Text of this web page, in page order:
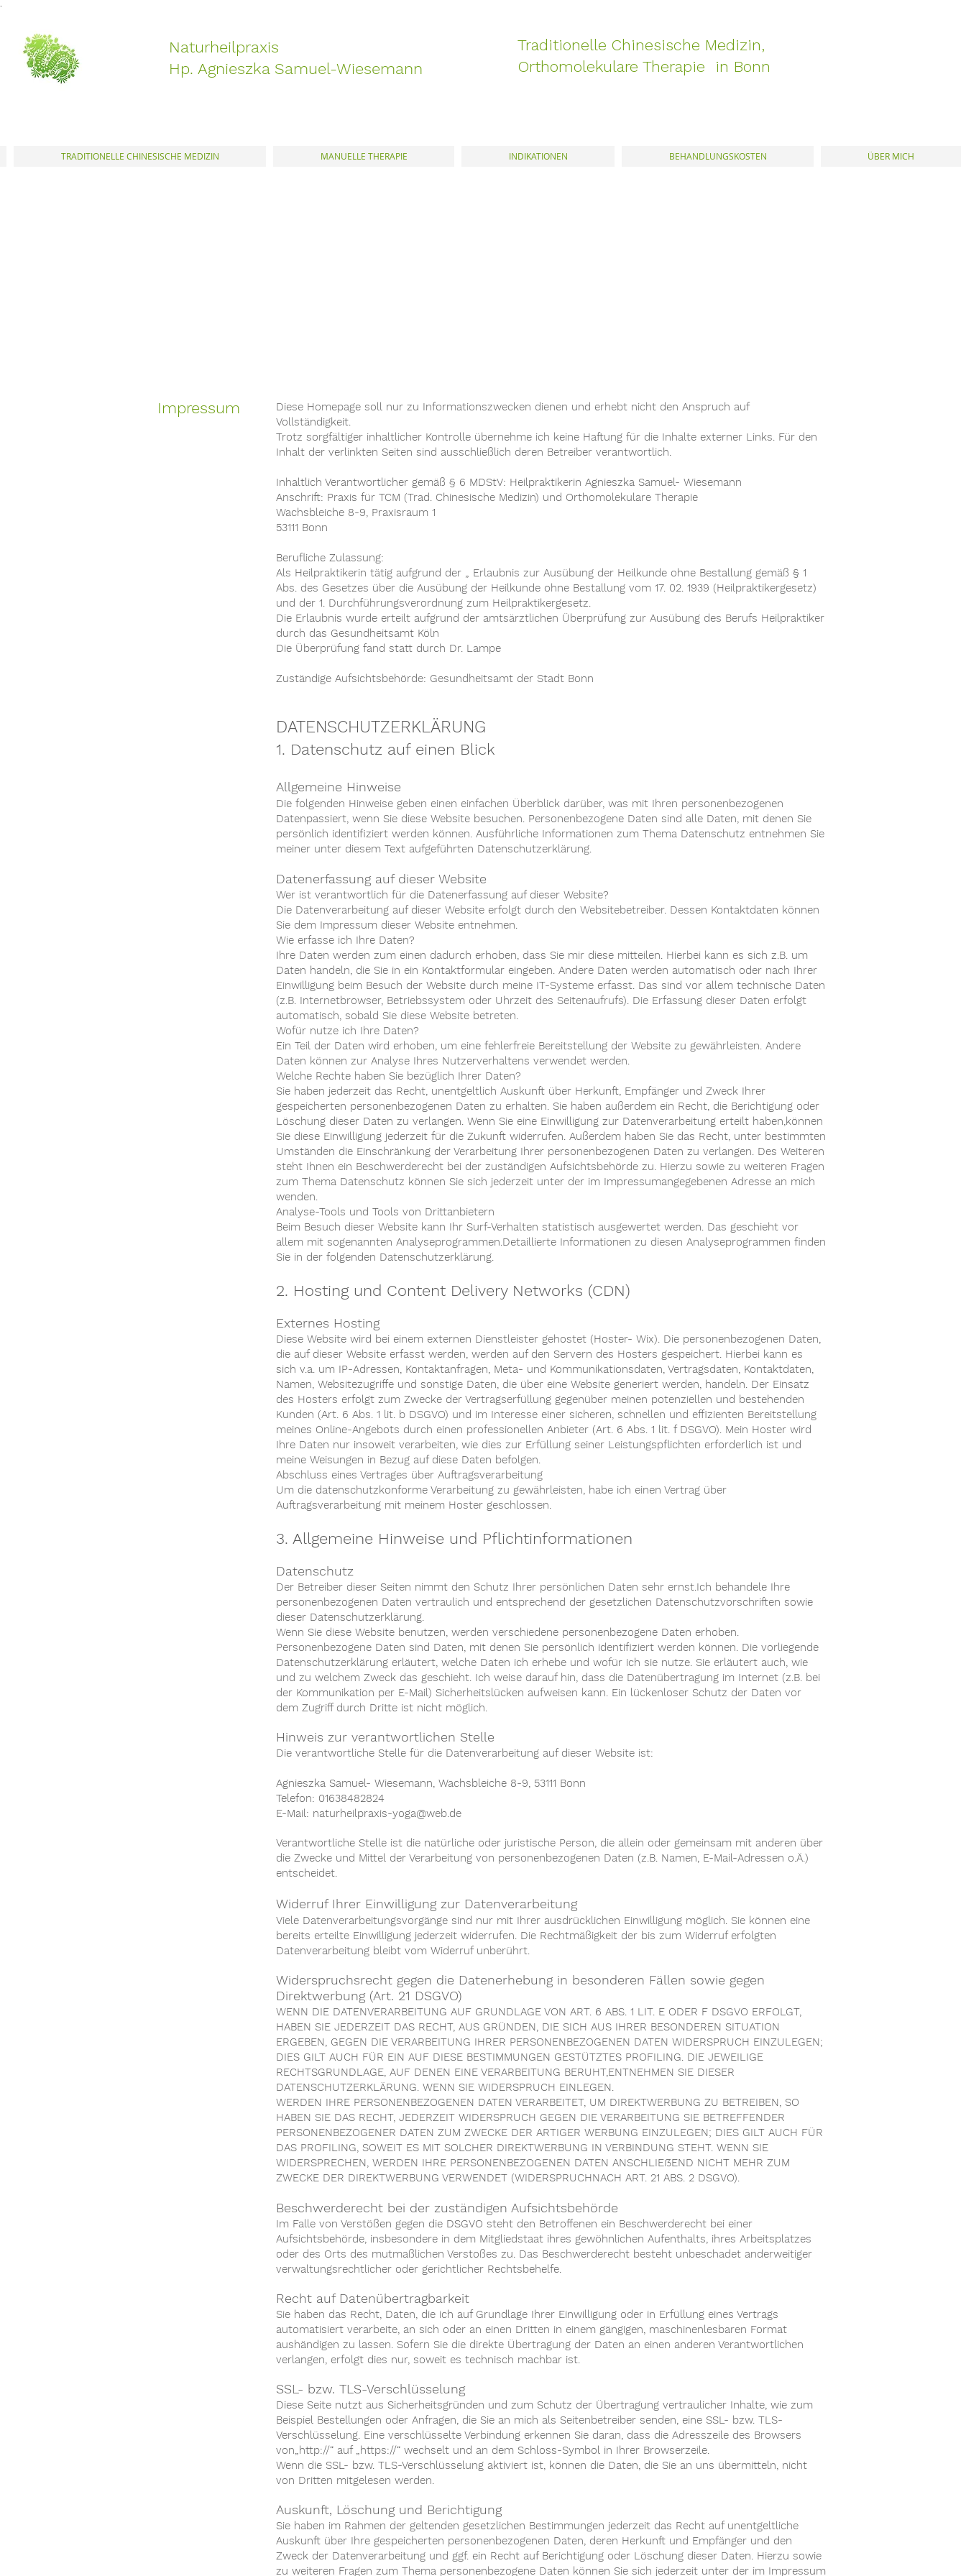
Naturheilpraxis
Hp. Agnieszka Samuel-Wiesemann
Traditionelle Chinesische Medizin,
Orthomolekulare Therapie in Bonn
TRADITIONELLE CHINESISCHE MEDIZIN MANUELLE THERAPIE INDIKATIONEN BEHANDLUNGSKOSTEN ÜBER MICH
Impressum
Diese Homepage soll nur zu Informationszwecken dienen und erhebt nicht den Anspruch auf
Vollständigkeit.
Trotz sorgfältiger inhaltlicher Kontrolle übernehme ich keine Haftung für die Inhalte externer Links. Für den
Inhalt der verlinkten Seiten sind ausschließlich deren Betreiber verantwortlich.
Inhaltlich Verantwortlicher gemäß § 6 MDStV: Heilpraktikerin Agnieszka Samuel- Wiesemann
Anschrift: Praxis für TCM (Trad. Chinesische Medizin) und Orthomolekulare Therapie
Wachsbleiche 8-9, Praxisraum 1
53111 Bonn
Berufliche Zulassung:
Als Heilpraktikerin tätig aufgrund der „ Erlaubnis zur Ausübung der Heilkunde ohne Bestallung gemäß § 1
Abs. des Gesetzes über die Ausübung der Heilkunde ohne Bestallung vom 17. 02. 1939 (Heilpraktikergesetz)
und der 1. Durchführungsverordnung zum Heilpraktikergesetz.
Die Erlaubnis wurde erteilt aufgrund der amtsärztlichen Überprüfung zur Ausübung des Berufs Heilpraktiker
durch das Gesundheitsamt Köln
Die Überprüfung fand statt durch Dr. Lampe
Zuständige Aufsichtsbehörde: Gesundheitsamt der Stadt Bonn
DATENSCHUTZERKLÄRUNG
1. Datenschutz auf einen Blick
Allgemeine Hinweise
Die folgenden Hinweise geben einen einfachen Überblick darüber, was mit Ihren personenbezogenen
Datenpassiert, wenn Sie diese Website besuchen. Personenbezogene Daten sind alle Daten, mit denen Sie
persönlich identifiziert werden können. Ausführliche Informationen zum Thema Datenschutz entnehmen Sie
meiner unter diesem Text aufgeführten Datenschutzerklärung.
Datenerfassung auf dieser Website
Wer ist verantwortlich für die Datenerfassung auf dieser Website?
Die Datenverarbeitung auf dieser Website erfolgt durch den Websitebetreiber. Dessen Kontaktdaten können
Sie dem Impressum dieser Website entnehmen.
Wie erfasse ich Ihre Daten?
Ihre Daten werden zum einen dadurch erhoben, dass Sie mir diese mitteilen. Hierbei kann es sich z.B. um
Daten handeln, die Sie in ein Kontaktformular eingeben. Andere Daten werden automatisch oder nach Ihrer
Einwilligung beim Besuch der Website durch meine IT-Systeme erfasst. Das sind vor allem technische Daten
(z.B. Internetbrowser, Betriebssystem oder Uhrzeit des Seitenaufrufs). Die Erfassung dieser Daten erfolgt
automatisch, sobald Sie diese Website betreten.
Wofür nutze ich Ihre Daten?
Ein Teil der Daten wird erhoben, um eine fehlerfreie Bereitstellung der Website zu gewährleisten. Andere
Daten können zur Analyse Ihres Nutzerverhaltens verwendet werden.
Welche Rechte haben Sie bezüglich Ihrer Daten?
Sie haben jederzeit das Recht, unentgeltlich Auskunft über Herkunft, Empfänger und Zweck Ihrer
gespeicherten personenbezogenen Daten zu erhalten. Sie haben außerdem ein Recht, die Berichtigung oder
Löschung dieser Daten zu verlangen. Wenn Sie eine Einwilligung zur Datenverarbeitung erteilt haben,können
Sie diese Einwilligung jederzeit für die Zukunft widerrufen. Außerdem haben Sie das Recht, unter bestimmten
Umständen die Einschränkung der Verarbeitung Ihrer personenbezogenen Daten zu verlangen. Des Weiteren
steht Ihnen ein Beschwerderecht bei der zuständigen Aufsichtsbehörde zu. Hierzu sowie zu weiteren Fragen
zum Thema Datenschutz können Sie sich jederzeit unter der im Impressumangegebenen Adresse an mich
wenden.
Analyse-Tools und Tools von Drittanbietern
Beim Besuch dieser Website kann Ihr Surf-Verhalten statistisch ausgewertet werden. Das geschieht vor
allem mit sogenannten Analyseprogrammen.Detaillierte Informationen zu diesen Analyseprogrammen finden
Sie in der folgenden Datenschutzerklärung.
2. Hosting und Content Delivery Networks (CDN)
Externes Hosting
Diese Website wird bei einem externen Dienstleister gehostet (Hoster- Wix). Die personenbezogenen Daten,
die auf dieser Website erfasst werden, werden auf den Servern des Hosters gespeichert. Hierbei kann es
sich v.a. um IP-Adressen, Kontaktanfragen, Meta- und Kommunikationsdaten, Vertragsdaten, Kontaktdaten,
Namen, Websitezugriffe und sonstige Daten, die über eine Website generiert werden, handeln. Der Einsatz
des Hosters erfolgt zum Zwecke der Vertragserfüllung gegenüber meinen potenziellen und bestehenden
Kunden (Art. 6 Abs. 1 lit. b DSGVO) und im Interesse einer sicheren, schnellen und effizienten Bereitstellung
meines Online-Angebots durch einen professionellen Anbieter (Art. 6 Abs. 1 lit. f DSGVO). Mein Hoster wird
Ihre Daten nur insoweit verarbeiten, wie dies zur Erfüllung seiner Leistungspflichten erforderlich ist und
meine Weisungen in Bezug auf diese Daten befolgen.
Abschluss eines Vertrages über Auftragsverarbeitung
Um die datenschutzkonforme Verarbeitung zu gewährleisten, habe ich einen Vertrag über
Auftragsverarbeitung mit meinem Hoster geschlossen.
3. Allgemeine Hinweise und Pflichtinformationen
Datenschutz
Der Betreiber dieser Seiten nimmt den Schutz Ihrer persönlichen Daten sehr ernst.Ich behandele Ihre
personenbezogenen Daten vertraulich und entsprechend der gesetzlichen Datenschutzvorschriften sowie
dieser Datenschutzerklärung.
Wenn Sie diese Website benutzen, werden verschiedene personenbezogene Daten erhoben.
Personenbezogene Daten sind Daten, mit denen Sie persönlich identifiziert werden können. Die vorliegende
Datenschutzerklärung erläutert, welche Daten ich erhebe und wofür ich sie nutze. Sie erläutert auch, wie
und zu welchem Zweck das geschieht. Ich weise darauf hin, dass die Datenübertragung im Internet (z.B. bei
der Kommunikation per E-Mail) Sicherheitslücken aufweisen kann. Ein lückenloser Schutz der Daten vor
dem Zugriff durch Dritte ist nicht möglich.
Hinweis zur verantwortlichen Stelle
Die verantwortliche Stelle für die Datenverarbeitung auf dieser Website ist:
Agnieszka Samuel- Wiesemann, Wachsbleiche 8-9, 53111 Bonn
Telefon: 01638482824
E-Mail: naturheilpraxis-yoga@web.de
Verantwortliche Stelle ist die natürliche oder juristische Person, die allein oder gemeinsam mit anderen über
die Zwecke und Mittel der Verarbeitung von personenbezogenen Daten (z.B. Namen, E-Mail-Adressen o.Ä.)
entscheidet.
Widerruf Ihrer Einwilligung zur Datenverarbeitung
Viele Datenverarbeitungsvorgänge sind nur mit Ihrer ausdrücklichen Einwilligung möglich. Sie können eine
bereits erteilte Einwilligung jederzeit widerrufen. Die Rechtmäßigkeit der bis zum Widerruf erfolgten
Datenverarbeitung bleibt vom Widerruf unberührt.
Widerspruchsrecht gegen die Datenerhebung in besonderen Fällen sowie gegen
Direktwerbung (Art. 21 DSGVO)
WENN DIE DATENVERARBEITUNG AUF GRUNDLAGE VON ART. 6 ABS. 1 LIT. E ODER F DSGVO ERFOLGT,
HABEN SIE JEDERZEIT DAS RECHT, AUS GRÜNDEN, DIE SICH AUS IHRER BESONDEREN SITUATION
ERGEBEN, GEGEN DIE VERARBEITUNG IHRER PERSONENBEZOGENEN DATEN WIDERSPRUCH EINZULEGEN;
DIES GILT AUCH FÜR EIN AUF DIESE BESTIMMUNGEN GESTÜTZTES PROFILING. DIE JEWEILIGE
RECHTSGRUNDLAGE, AUF DENEN EINE VERARBEITUNG BERUHT,ENTNEHMEN SIE DIESER
DATENSCHUTZERKLÄRUNG. WENN SIE WIDERSPRUCH EINLEGEN.
WERDEN IHRE PERSONENBEZOGENEN DATEN VERARBEITET, UM DIREKTWERBUNG ZU BETREIBEN, SO
HABEN SIE DAS RECHT, JEDERZEIT WIDERSPRUCH GEGEN DIE VERARBEITUNG SIE BETREFFENDER
PERSONENBEZOGENER DATEN ZUM ZWECKE DER ARTIGER WERBUNG EINZULEGEN; DIES GILT AUCH FÜR
DAS PROFILING, SOWEIT ES MIT SOLCHER DIREKTWERBUNG IN VERBINDUNG STEHT. WENN SIE
WIDERSPRECHEN, WERDEN IHRE PERSONENBEZOGENEN DATEN ANSCHLIEßEND NICHT MEHR ZUM
ZWECKE DER DIREKTWERBUNG VERWENDET (WIDERSPRUCHNACH ART. 21 ABS. 2 DSGVO).
Beschwerderecht bei der zuständigen Aufsichtsbehörde
Im Falle von Verstößen gegen die DSGVO steht den Betroffenen ein Beschwerderecht bei einer
Aufsichtsbehörde, insbesondere in dem Mitgliedstaat ihres gewöhnlichen Aufenthalts, ihres Arbeitsplatzes
oder des Orts des mutmaßlichen Verstoßes zu. Das Beschwerderecht besteht unbeschadet anderweitiger
verwaltungsrechtlicher oder gerichtlicher Rechtsbehelfe.
Recht auf Datenübertragbarkeit
Sie haben das Recht, Daten, die ich auf Grundlage Ihrer Einwilligung oder in Erfüllung eines Vertrags
automatisiert verarbeite, an sich oder an einen Dritten in einem gängigen, maschinenlesbaren Format
aushändigen zu lassen. Sofern Sie die direkte Übertragung der Daten an einen anderen Verantwortlichen
verlangen, erfolgt dies nur, soweit es technisch machbar ist.
SSL- bzw. TLS-Verschlüsselung
Diese Seite nutzt aus Sicherheitsgründen und zum Schutz der Übertragung vertraulicher Inhalte, wie zum
Beispiel Bestellungen oder Anfragen, die Sie an mich als Seitenbetreiber senden, eine SSL- bzw. TLS-
Verschlüsselung. Eine verschlüsselte Verbindung erkennen Sie daran, dass die Adresszeile des Browsers
von„http://“ auf „https://“ wechselt und an dem Schloss-Symbol in Ihrer Browserzeile.
Wenn die SSL- bzw. TLS-Verschlüsselung aktiviert ist, können die Daten, die Sie an uns übermitteln, nicht
von Dritten mitgelesen werden.
Auskunft, Löschung und Berichtigung
Sie haben im Rahmen der geltenden gesetzlichen Bestimmungen jederzeit das Recht auf unentgeltliche
Auskunft über Ihre gespeicherten personenbezogenen Daten, deren Herkunft und Empfänger und den
Zweck der Datenverarbeitung und ggf. ein Recht auf Berichtigung oder Löschung dieser Daten. Hierzu sowie
zu weiteren Fragen zum Thema personenbezogene Daten können Sie sich jederzeit unter der im Impressum